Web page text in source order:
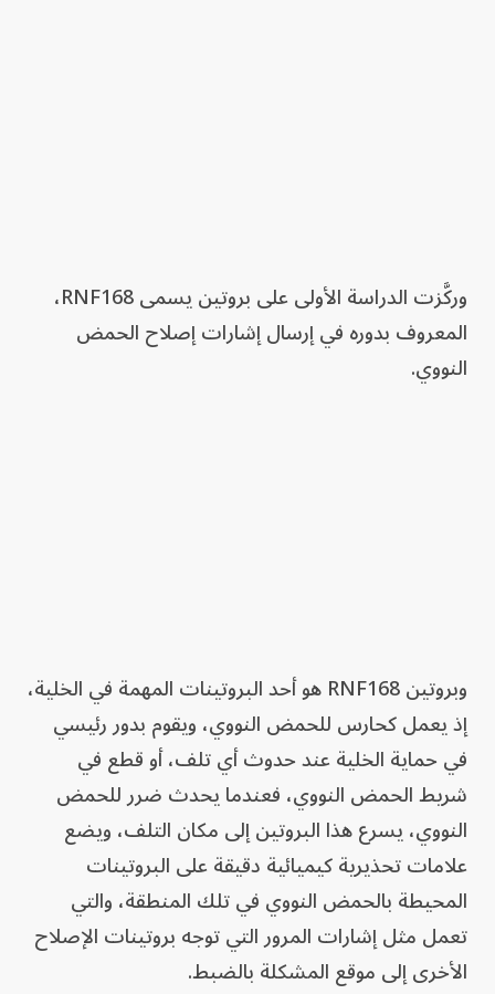
وركَّزت الدراسة الأولى على بروتين يسمى RNF168،
المعروف بدوره في إرسال إشارات إصلاح الحمض
النووي.
وبروتين RNF168 هو أحد البروتينات المهمة في الخلية،
إذ يعمل كحارس للحمض النووي، ويقوم بدور رئيسي
في حماية الخلية عند حدوث أي تلف، أو قطع في
شريط الحمض النووي، فعندما يحدث ضرر للحمض
النووي، يسرع هذا البروتين إلى مكان التلف، ويضع
علامات تحذيرية كيميائية دقيقة على البروتينات
المحيطة بالحمض النووي في تلك المنطقة، والتي
تعمل مثل إشارات المرور التي توجه بروتينات الإصلاح
الأخرى إلى موقع المشكلة بالضبط.